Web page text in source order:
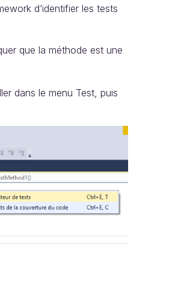
d’identifier les tests
que la méthode est une
dans le menu Test, puis